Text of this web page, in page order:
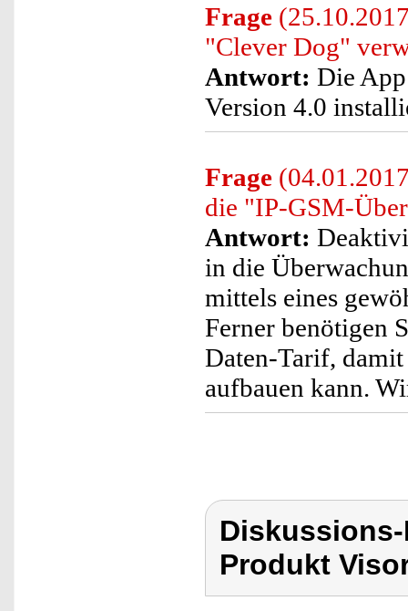
Frage
"Clever Dog"
Antwort: Die
Version 4.0
Frage
die "IP-GSM-
Antwort:
in die
mittels eines
Ferner benötigen
Daten-Tarif,
aufbauen kann.
Produkt